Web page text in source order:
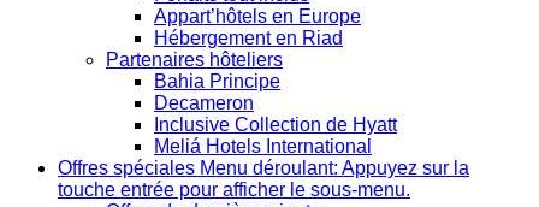
Appart’hôtels en Europe
Hébergement en Riad
Partenaires hôteliers
Bahia Principe
Decameron
Inclusive Collection de Hyatt
Meliá Hotels International
Offres spéciales Menu déroulant: Appuyez sur la
touche entrée pour afficher le sous-menu.